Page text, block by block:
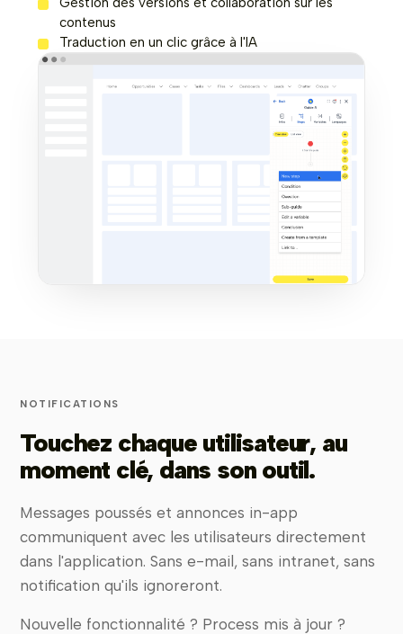
contenus
Traduction en un clic grâce à l'IA
NOTIFICATIONS
Touchez chaque utilisateur, au
moment clé, dans son outil.
Messages poussés et annonces in-app
communiquent avec les utilisateurs directement
dans l'application. Sans e-mail, sans intranet, sans
notification qu'ils ignoreront.
Nouvelle fonctionnalité ? Process mis à jour ?